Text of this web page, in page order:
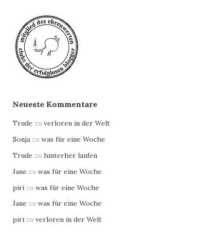
Neueste Kommentare
Trude zuverloren in der Welt
Sonja zuwas für eine Woche
Trude zuhinterher laufen
Jane zuwas für eine Woche
piri zuwas für eine Woche
Jane zuwas für eine Woche
piri zuverloren in der Welt